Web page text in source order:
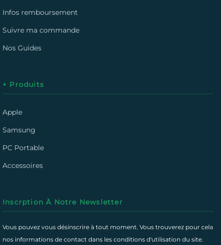
Infos remboursement
Suivre ma commande
Nos Guides
+ Produits
Apple
Samsung
PC Portable
Accessoires
Inscrption À Notre Newsletter
Vous pouvez vous désinscrire à tout moment. Vous trouverez pour cela
nos informations de contact dans les conditions d'utilisation du site.